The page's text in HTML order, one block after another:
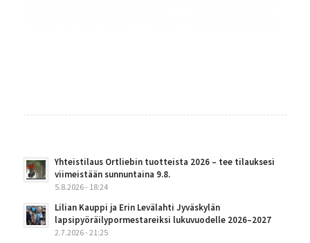
Yhteistilaus Ortliebin tuotteista 2026 – tee tilauksesi
viimeistään sunnuntaina 9.8.
5.8.2026 - 18:24
Lilian Kauppi ja Erin Levälahti Jyväskylän
lapsipyöräilypormestareiksi lukuvuodelle 2026–2027
2.7.2026 - 21:25